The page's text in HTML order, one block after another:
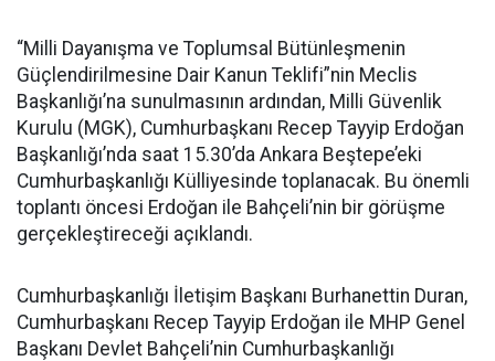
“Milli Dayanışma ve Toplumsal Bütünleşmenin
Güçlendirilmesine Dair Kanun Teklifi”nin Meclis
Başkanlığı’na sunulmasının ardından, Milli Güvenlik
Kurulu (MGK), Cumhurbaşkanı Recep Tayyip Erdoğan
Başkanlığı’nda saat 15.30’da Ankara Beştepe’eki
Cumhurbaşkanlığı Külliyesinde toplanacak. Bu önemli
toplantı öncesi Erdoğan ile Bahçeli’nin bir görüşme
gerçekleştireceği açıklandı.
Cumhurbaşkanlığı İletişim Başkanı Burhanettin Duran,
Cumhurbaşkanı Recep Tayyip Erdoğan ile MHP Genel
Başkanı Devlet Bahçeli’nin Cumhurbaşkanlığı